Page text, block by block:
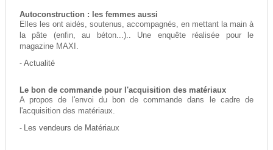
Autoconstruction : les femmes aussi
Elles les ont aidés, soutenus, accompagnés, en mettant la main à
la pâte (enfin, au béton...).. Une enquête réalisée pour le
magazine MAXI.
- Actualité
Le bon de commande pour l'acquisition des matériaux
A propos de l'envoi du bon de commande dans le cadre de
l'acquisition des matériaux.
- Les vendeurs de Matériaux